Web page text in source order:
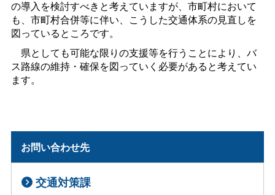
の導入を検討すべきと考えていますが、市町村において
も、市町村合併等に伴い、こうした交通体系の見直しを
図っているところです。
県としても可能な限りの支援等を行うことにより、バ
ス路線の維持・確保を図っていく必要があると考えてい
ます。
お問い合わせ先
交通対策課